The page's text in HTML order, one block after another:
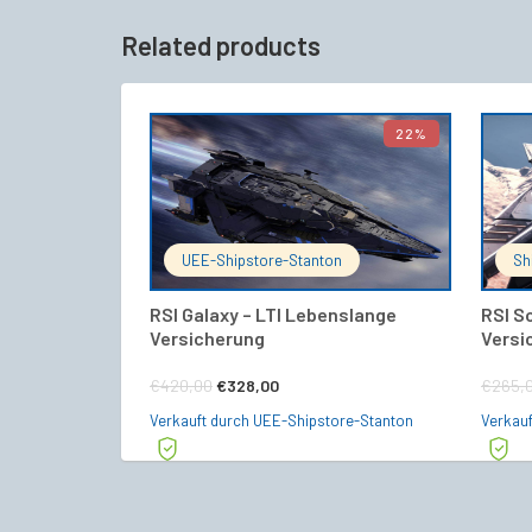
Related products
22%
UEE-Shipstore-Stanton
RSI Galaxy – LTI Lebenslange
Versicherung
€420,00Ursprünglicher
Preis
€328,00
Preis
IN DEN WARENKORB
Verkauft durch UEE-Shipstore-Stanton
RSI
€